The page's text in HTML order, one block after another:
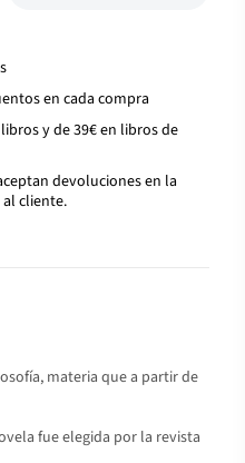
en cada compra
y de 39€ en libros de
devoluciones en la
cliente.
materia que a partir de
fue elegida por la revista